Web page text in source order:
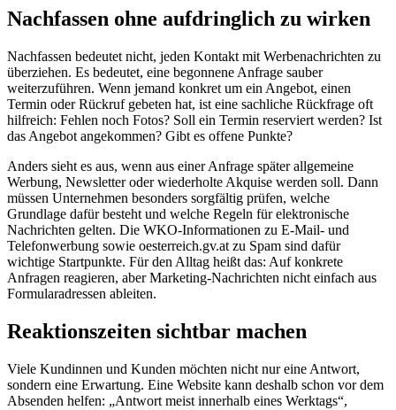
Nachfassen ohne aufdringlich zu wirken
Nachfassen bedeutet nicht, jeden Kontakt mit Werbenachrichten zu
überziehen. Es bedeutet, eine begonnene Anfrage sauber
weiterzuführen. Wenn jemand konkret um ein Angebot, einen
Termin oder Rückruf gebeten hat, ist eine sachliche Rückfrage oft
hilfreich: Fehlen noch Fotos? Soll ein Termin reserviert werden? Ist
das Angebot angekommen? Gibt es offene Punkte?
Anders sieht es aus, wenn aus einer Anfrage später allgemeine
Werbung, Newsletter oder wiederholte Akquise werden soll. Dann
müssen Unternehmen besonders sorgfältig prüfen, welche
Grundlage dafür besteht und welche Regeln für elektronische
Nachrichten gelten. Die WKO-Informationen zu E-Mail- und
Telefonwerbung sowie oesterreich.gv.at zu Spam sind dafür
wichtige Startpunkte. Für den Alltag heißt das: Auf konkrete
Anfragen reagieren, aber Marketing-Nachrichten nicht einfach aus
Formularadressen ableiten.
Reaktionszeiten sichtbar machen
Viele Kundinnen und Kunden möchten nicht nur eine Antwort,
sondern eine Erwartung. Eine Website kann deshalb schon vor dem
Absenden helfen: „Antwort meist innerhalb eines Werktags“,